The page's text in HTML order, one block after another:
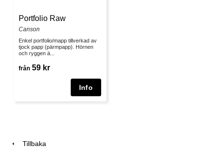
Portfolio Raw
Canson
Enkel portfolio/mapp tillverkad av
tjock papp (pärmpapp). Hörnen
och ryggen ä...
från 59 kr
Tillbaka